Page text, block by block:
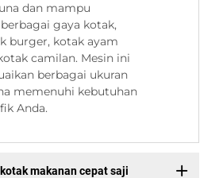
dan mampu
gaya kotak,
burger, kotak ayam
camilan. Mesin ini
berbagai ukuran
memenuhi kebutuhan
Anda.
makanan cepat saji